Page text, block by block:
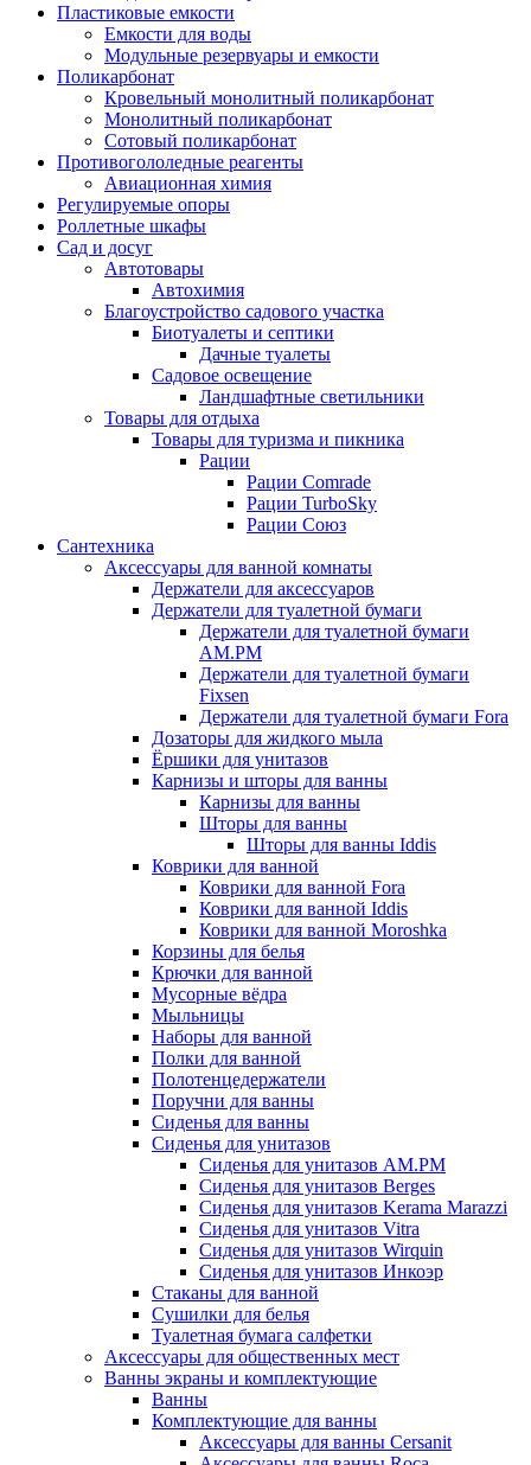
Пластиковые емкости
Емкости для воды
Модульные резервуары и емкости
Поликарбонат
Кровельный монолитный поликарбонат
Монолитный поликарбонат
Сотовый поликарбонат
Противогололедные реагенты
Авиационная химия
Регулируемые опоры
Роллетные шкафы
Сад и досуг
Автотовары
Автохимия
Благоустройство садового участка
Биотуалеты и септики
Дачные туалеты
Садовое освещение
Ландшафтные светильники
Товары для отдыха
Товары для туризма и пикника
Рации
Рации Comrade
Рации TurboSky
Рации Союз
Сантехника
Аксессуары для ванной комнаты
Держатели для аксессуаров
Держатели для туалетной бумаги
Держатели для туалетной бумаги
AM.PM
Держатели для туалетной бумаги
Fixsen
Держатели для туалетной бумаги Fora
Дозаторы для жидкого мыла
Ёршики для унитазов
Карнизы и шторы для ванны
Карнизы для ванны
Шторы для ванны
Шторы для ванны Iddis
Коврики для ванной
Коврики для ванной Fora
Коврики для ванной Iddis
Коврики для ванной Moroshka
Корзины для белья
Крючки для ванной
Мусорные вёдра
Мыльницы
Наборы для ванной
Полки для ванной
Полотенцедержатели
Поручни для ванны
Сиденья для ванны
Сиденья для унитазов
Сиденья для унитазов AM.PM
Сиденья для унитазов Berges
Сиденья для унитазов Kerama Marazzi
Сиденья для унитазов Vitra
Сиденья для унитазов Wirquin
Сиденья для унитазов Инкоэр
Стаканы для ванной
Сушилки для белья
Туалетная бумага салфетки
Аксессуары для общественных мест
Ванны экраны и комплектующие
Ванны
Комплектующие для ванны
Аксессуары для ванны Cersanit